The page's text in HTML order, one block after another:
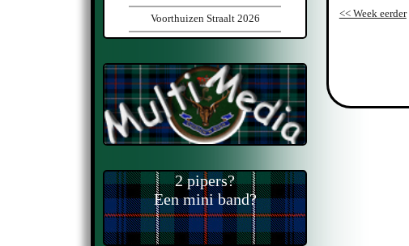
<< Week eerder
Voorthuizen Straalt 2026
2 pipers?
Een mini band?